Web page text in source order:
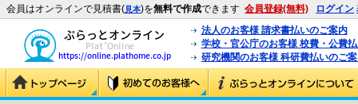
会員はオンラインで見積書(見本)を無料で作成できます 会員登録(無料) ログイン
法人のお客様 請求書払いのご案内
学校・官公庁のお客様 校費・公費
研究機関のお客様 科研費払いのご